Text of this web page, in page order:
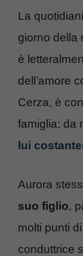
La
giorno della
è
dell’amore
Cerza, è
famiglia: da
lui
Aurora
suo figlio,
molti punti
conduttrice